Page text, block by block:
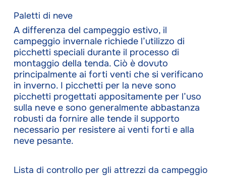
Paletti di neve
A differenza del campeggio estivo, il
campeggio invernale richiede l’utilizzo di
picchetti speciali durante il processo di
montaggio della tenda. Ciò è dovuto
principalmente ai forti venti che si verificano
in inverno. I picchetti per la neve sono
picchetti progettati appositamente per l’uso
sulla neve e sono generalmente abbastanza
robusti da fornire alle tende il supporto
necessario per resistere ai venti forti e alla
neve pesante.
Lista di controllo per gli attrezzi da campeggio